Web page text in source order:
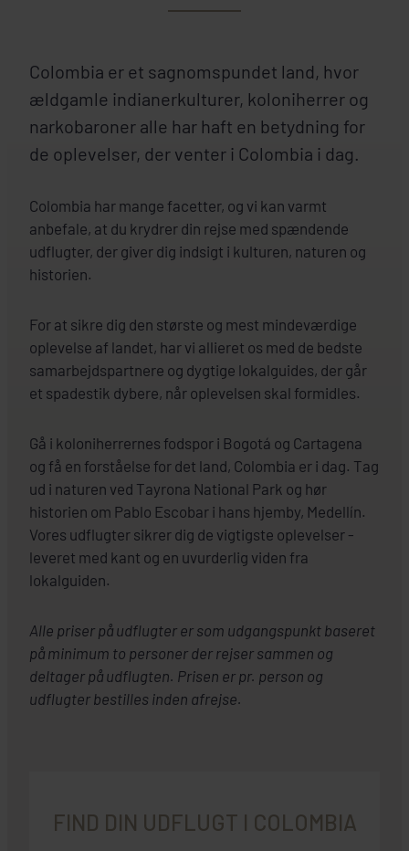
Colombia er et sagnomspundet land, hvor
ældgamle indianerkulturer, koloniherrer og
narkobaroner alle har haft en betydning for
de oplevelser, der venter i Colombia i dag.
Colombia har mange facetter, og vi kan varmt
anbefale, at du krydrer din rejse med spændende
udflugter, der giver dig indsigt i kulturen, naturen og
historien.
For at sikre dig den største og mest mindeværdige
oplevelse af landet, har vi allieret os med de bedste
samarbejdspartnere og dygtige lokalguides, der går
et spadestik dybere, når oplevelsen skal formidles.
Gå i koloniherrernes fodspor i Bogotá og Cartagena
og få en forståelse for det land, Colombia er i dag. Tag
ud i naturen ved Tayrona National Park og hør
historien om Pablo Escobar i hans hjemby, Medellín.
Vores udflugter sikrer dig de vigtigste oplevelser -
leveret med kant og en uvurderlig viden fra
lokalguiden.
Alle priser på udflugter er som udgangspunkt baseret
på minimum to personer der rejser sammen og
deltager på udflugten. Prisen er pr. person og
udflugter bestilles inden afrejse.
FIND DIN UDFLUGT I COLOMBIA